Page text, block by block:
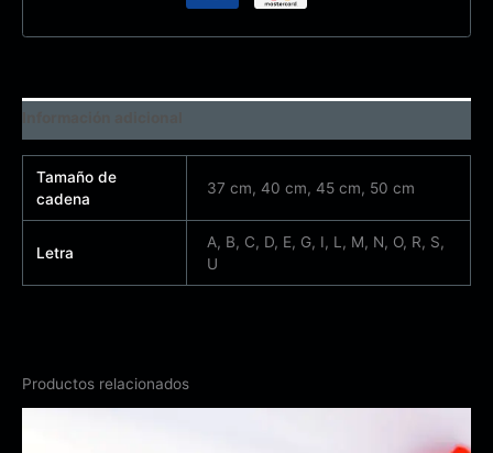
Tamaño de
cadena
37 cm, 40 cm, 45 cm, 50 cm
Letra
A, B, C, D, E, G, I, L, M, N, O, R, S,
U
Productos relacionados